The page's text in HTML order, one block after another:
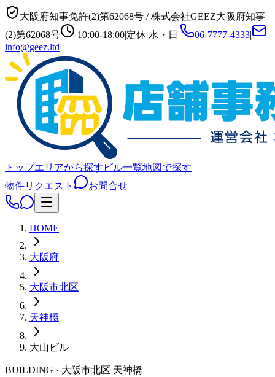
大阪府知事免許(2)第62068号 /株式会社GEEZ大阪府知事
(2)第62068号
10:00-18:00|定休 水・日 | 06-7777-4333|
info@geez.ltd
トップエリアから探す ビル一覧地図で探す
物件リクエスト
お問合せ
HOME
大阪府
大阪市北区
天神橋
大山ビル
BUILDING · 大阪市北区 天神橋